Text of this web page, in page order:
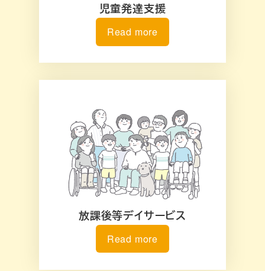
児童発達支援
Read more
放課後等デイサービス
Read more